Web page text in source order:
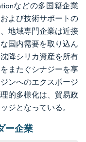
などの多国籍企業
よび技術サポートの
地域専門企業は近接
国内需要を取り込ん
降シリカ資産を所有
またぐシナジーを享
ンへのエクスポージ
的多様化は、貿易政
ジとなっている。
ー企業